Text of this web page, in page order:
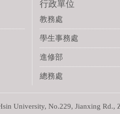
行政單位
教務處
學生事務處
進修部
總務處
University, No.229, Jianxing Rd.,